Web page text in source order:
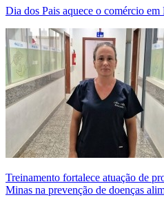
Dia dos Pais aquece o comércio em
Treinamento fortalece atuação de
Minas na prevenção de doenças